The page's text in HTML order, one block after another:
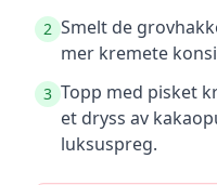
2 Smelt de
mer kremete
3 Topp med pisket
et dryss av
luksuspreg.